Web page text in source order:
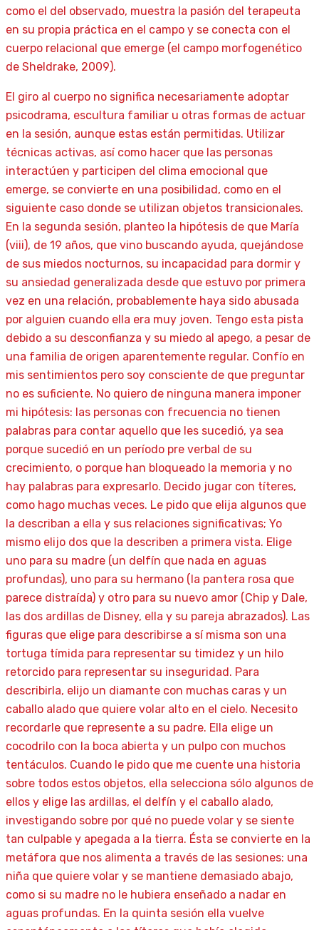
como el del observado, muestra la pasión del terapeuta
en su propia práctica en el campo y se conecta con el
cuerpo relacional que emerge (el campo morfogenético
de Sheldrake, 2009).
El giro al cuerpo no significa necesariamente adoptar
psicodrama, escultura familiar u otras formas de actuar
en la sesión, aunque estas están permitidas. Utilizar
técnicas activas, así como hacer que las personas
interactúen y participen del clima emocional que
emerge, se convierte en una posibilidad, como en el
siguiente caso donde se utilizan objetos transicionales.
En la segunda sesión, planteo la hipótesis de que María
(viii), de 19 años, que vino buscando ayuda, quejándose
de sus miedos nocturnos, su incapacidad para dormir y
su ansiedad generalizada desde que estuvo por primera
vez en una relación, probablemente haya sido abusada
por alguien cuando ella era muy joven. Tengo esta pista
debido a su desconfianza y su miedo al apego, a pesar de
una familia de origen aparentemente regular. Confío en
mis sentimientos pero soy consciente de que preguntar
no es suficiente. No quiero de ninguna manera imponer
mi hipótesis: las personas con frecuencia no tienen
palabras para contar aquello que les sucedió, ya sea
porque sucedió en un período pre verbal de su
crecimiento, o porque han bloqueado la memoria y no
hay palabras para expresarlo. Decido jugar con títeres,
como hago muchas veces. Le pido que elija algunos que
la describan a ella y sus relaciones significativas; Yo
mismo elijo dos que la describen a primera vista. Elige
uno para su madre (un delfín que nada en aguas
profundas), uno para su hermano (la pantera rosa que
parece distraída) y otro para su nuevo amor (Chip y Dale,
las dos ardillas de Disney, ella y su pareja abrazados). Las
figuras que elige para describirse a sí misma son una
tortuga tímida para representar su timidez y un hilo
retorcido para representar su inseguridad. Para
describirla, elijo un diamante con muchas caras y un
caballo alado que quiere volar alto en el cielo. Necesito
recordarle que represente a su padre. Ella elige un
cocodrilo con la boca abierta y un pulpo con muchos
tentáculos. Cuando le pido que me cuente una historia
sobre todos estos objetos, ella selecciona sólo algunos de
ellos y elige las ardillas, el delfín y el caballo alado,
investigando sobre por qué no puede volar y se siente
tan culpable y apegada a la tierra. Ésta se convierte en la
metáfora que nos alimenta a través de las sesiones: una
niña que quiere volar y se mantiene demasiado abajo,
como si su madre no le hubiera enseñado a nadar en
aguas profundas. En la quinta sesión ella vuelve